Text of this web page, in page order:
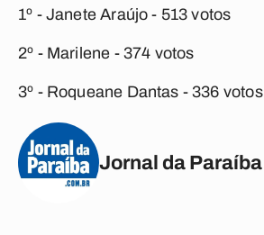
1º - Janete Araújo - 513 votos
2º - Marilene - 374 votos
3º - Roqueane Dantas - 336 votos
Jornal da Paraíba